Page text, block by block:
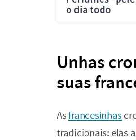
o dia todo
Unhas
suas
Asfrancesinhas
tradicionais: elas